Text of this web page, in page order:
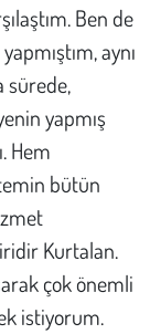
Ben de
aynı
sürede,
yapmış
Hem
bütün
Kurtalan.
çok önemli
istiyorum.